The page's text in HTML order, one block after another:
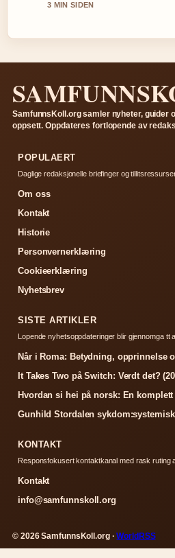
5 MIN SIDEN
SamfunnsKoll.org samler nyheter, guider
oppsett. Oppdateres fortlopende av
POPULAERT
Daglige redaksjonelle briefinger og
Om oss
Kontakt
Historie
Personvernerklæring
Cookieerklæring
Nyhetsbrev
SISTE ARTIKLER
Lopende nyhetsoppdateringer blir gjennomga tt
Når i Roma: Betydning, opprinnelse
It Takes Two på Switch: Verdt det?
Hvordan si hei på norsk: En
Gunhild Stordalen
KONTAKT
Responsfokusert kontaktkanal med rask ruting
Kontakt
info@samfunnskoll.org
© 2026 SamfunnsKoll.org ·WorldRSS